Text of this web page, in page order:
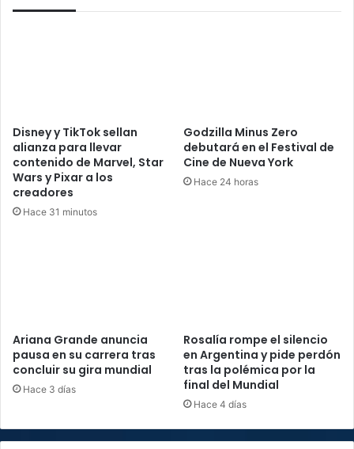
Disney y TikTok sellan
alianza para llevar
contenido de Marvel, Star
Wars y Pixar a los
creadores
Hace 31 minutos
Godzilla Minus Zero
debutará en el Festival de
Cine de Nueva York
Hace 24 horas
Ariana Grande anuncia
pausa en su carrera tras
concluir su gira mundial
Hace 3 días
Rosalía rompe el silencio
en Argentina y pide perdón
tras la polémica por la
final del Mundial
Hace 4 días